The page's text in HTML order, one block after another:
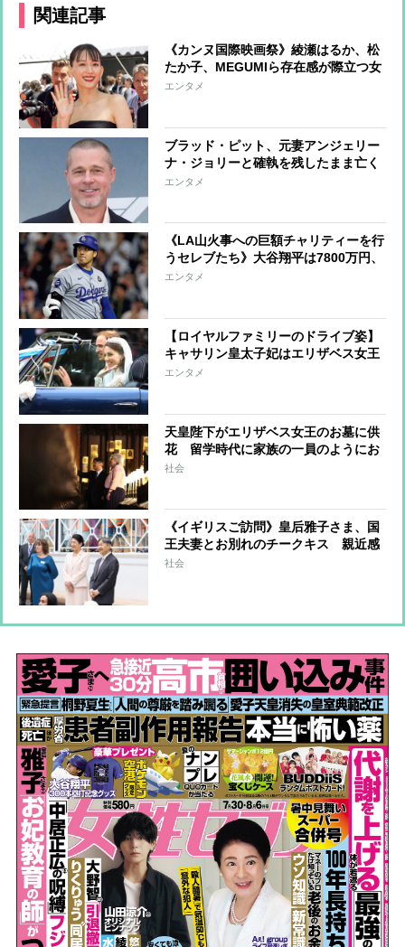
関連記事
《カンヌ国際映画祭》綾瀬はるか、松
たか子、MEGUMIら存在感が際立つ女
優たちのファッションをチェック
エンタメ
ブラッド・ピット、元妻アンジェリー
ナ・ジョリーと確執を残したまま亡く
なった母への思い「母には悪意など微
エンタメ
《LA山火事への巨額チャリティーを行
うセレブたち》大谷翔平は7800万円、
ビヨンセは3億9000万円寄付、レディ
エンタメ
【ロイヤルファミリーのドライブ姿】
キャサリン皇太子妃はエリザベス女王
とも縁のあるレンジローバーを運転、
エンタメ
天皇陛下がエリザベス女王のお墓に供
花 留学時代に家族の一員のようにお
茶会やバーベキュー、英王室と天皇家
社会
《イギリスご訪問》皇后雅子さま、国
王夫妻とお別れのチークキス 親近感
あふれるペールピンクのセットアップ
社会